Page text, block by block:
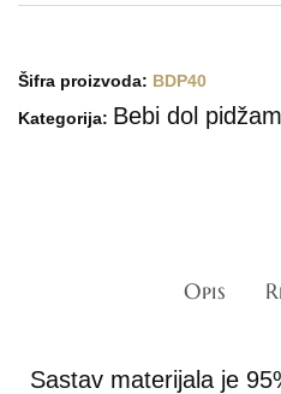
Šifra proizvoda: BDP40
Kategorija: Bebi dol
Opis
Sastav materijala je